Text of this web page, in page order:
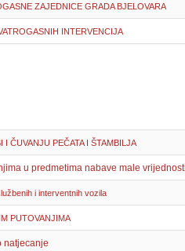
ZAJEDNICE GRADA BJELOVARA
INTERVENCIJA
I ČUVANJU PEČATA I ŠTAMBILJA
u predmetima nabave male
i interventnih vozila
PUTOVANJIMA
natjecanje